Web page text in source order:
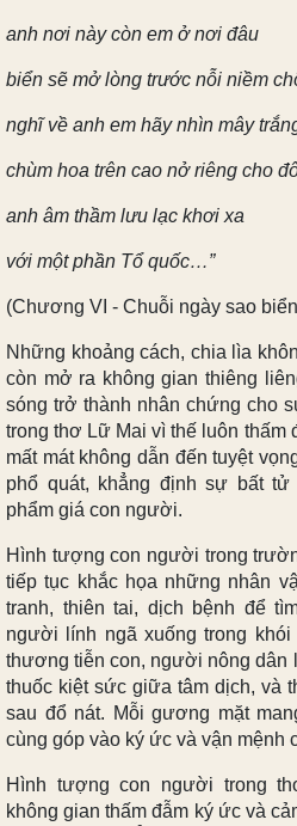
anh nơi này còn em ở nơi đâu
biển sẽ mở lòng trước nỗi niềm
nghĩ về anh em hãy nhìn mây
chùm hoa trên cao nở riêng cho
anh âm thầm lưu lạc khơi xa
với một phần Tổ quốc…”
(Chương VI - Chuỗi ngày sao
Những khoảng cách, chia lìa
còn mở ra không gian thiêng
sóng trở thành nhân chứng cho
trong thơ Lữ Mai vì thế luôn thấm
mất mát không dẫn đến tuyệt
phổ quát, khẳng định sự bất
phẩm giá con người.
Hình tượng con người trong
tiếp tục khắc họa những nhân
tranh, thiên tai, dịch bệnh để
người lính ngã xuống trong
thương tiễn con, người nông dân
thuốc kiệt sức giữa tâm dịch, và
sau đổ nát. Mỗi gương mặt
cùng góp vào ký ức và vận mệnh
Hình tượng con người trong
không gian thấm đẫm ký ức và